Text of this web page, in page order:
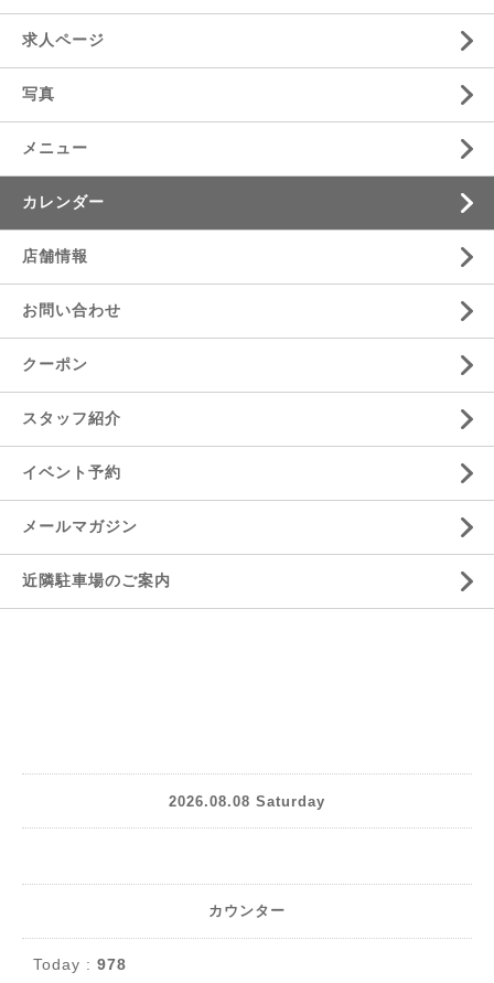
求人ページ
写真
メニュー
カレンダー
店舗情報
お問い合わせ
クーポン
スタッフ紹介
イベント予約
メールマガジン
近隣駐車場のご案内
2026.08.08 Saturday
カウンター
Today : 978